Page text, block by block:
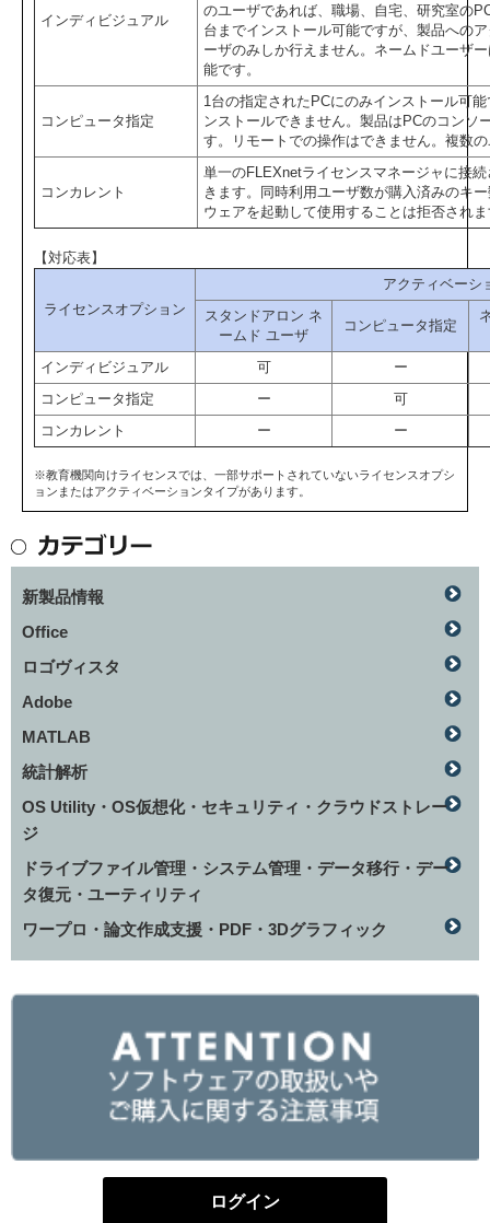
インディビジュアル
のユーザであれば、職場、自宅、研究室の
台までインストール可能ですが、製品への
ーザのみしか行えません。ネームドユーザ
能です。
コンピュータ指定
1台の指定されたPCにのみインストール可
ンストールできません。製品はPCのコンソ
す。リモートでの操作はできません。複数
コンカレント
単一のFLEXnetライセンスマネージャに接
きます。同時利用ユーザ数が購入済みのキ
ウェアを起動して使用することは拒否され
【対応表】
ライセンスオプション
アクティベーシ
スタンドアロン ネ
ームド ユーザ
コンピュータ指定
インディビジュアル 可
ー
コンピュータ指定
ー
可
コンカレント
ー ー
※教育機関向けライセンスでは、一部サポートされていないライセンスオプシ
ョンまたはアクティベーションタイプがあります。
新製品情報
Office
ロゴヴィスタ
Adobe
MATLAB
統計解析
OS Utility・OS仮想化・セキュリティ・クラウドストレー
ジ
ドライブファイル管理・システム管理・データ移行・デー
タ復元・ユーティリティ
ワープロ・論文作成支援・PDF・3Dグラフィック
ログイン